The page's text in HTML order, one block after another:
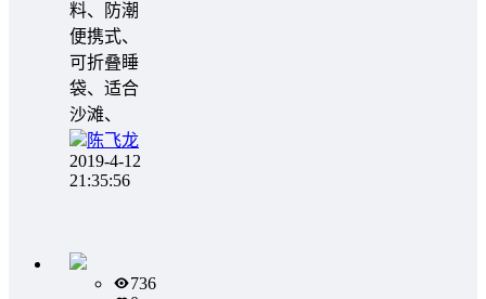
料、防潮
便携式、
可折叠睡
袋、适合
沙滩、
陈飞龙
2019-4-12
21:35:56
736